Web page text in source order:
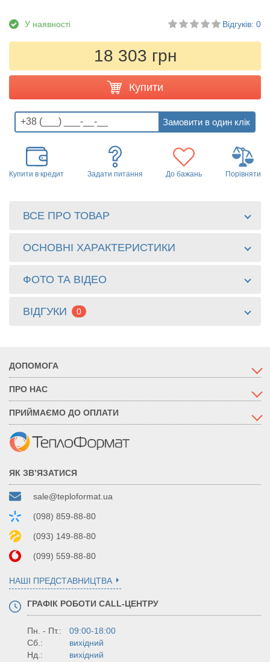
У наявності Відгуків: 0
18 303 грн
Купити
Купити в кредит Задати питання До бажань Порівняти
ВСЕ ПРО ТОВАР
ОСНОВНІ ХАРАКТЕРИСТИКИ
ФОТО ТА ВІДЕО
ВІДГУКИ 0
ДОПОМОГА
ПРО НАС
ПРИЙМАЄМО ДО ОПЛАТИ
ЯК ЗВ’ЯЗАТИСЯ
sale@teploformat.ua
(098) 859-88-80
(093) 149-88-80
(099) 559-88-80
НАШІ ПРЕДСТАВНИЦТВА
ГРАФІК РОБОТИ CALL-ЦЕНТРУ
Пн. - Пт.:
09:00-18:00
Сб.:
вихідний
Нд.:
вихідний